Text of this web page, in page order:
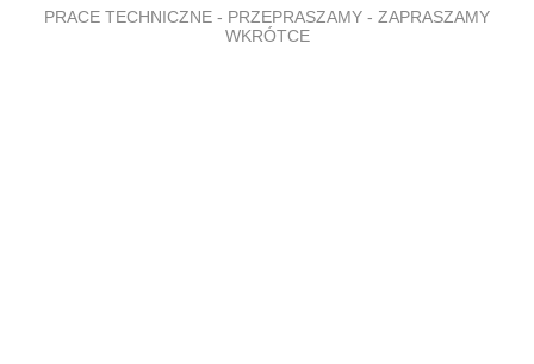
PRACE TECHNICZNE - PRZEPRASZAMY - ZAPRASZAMY
WKRÓTCE